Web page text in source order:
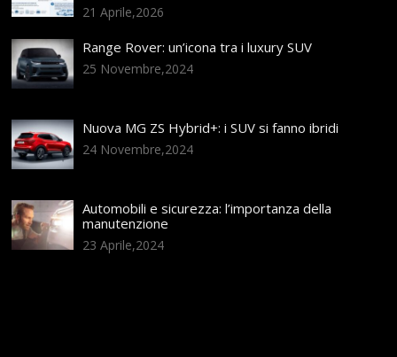
21 Aprile,2026
Range Rover: un’icona tra i luxury SUV
25 Novembre,2024
Nuova MG ZS Hybrid+: i SUV si fanno ibridi
24 Novembre,2024
Automobili e sicurezza: l’importanza della
manutenzione
23 Aprile,2024